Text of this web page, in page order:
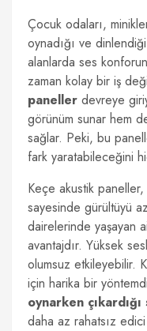
Çocuk odaları,
oynadığı ve
alanlarda ses
zaman kolay bir iş
paneller devreye
görünüm sunar hem
sağlar. Peki, bu
fark yaratabileceğini
Keçe akustik
sayesinde gürültüyü
dairelerinde yaşayan
avantajdır. Yüksek
olumsuz etkileyebilir.
için harika bir
oynarken
daha az rahatsız